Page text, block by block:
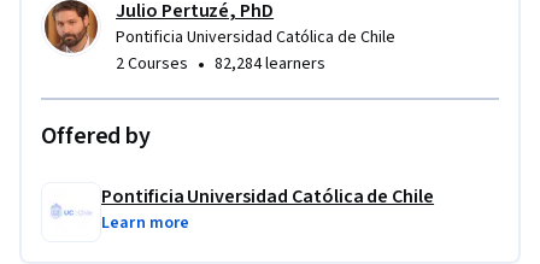
Julio Pertuzé, PhD
Pontificia Universidad Católica de Chile
2 Courses • 82,284 learners
Offered by
Pontificia Universidad Católica de Chile
Learn more